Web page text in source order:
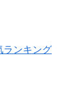
ランキング